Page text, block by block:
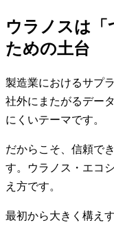
ウラノスは「
ための土台
製造業におけるサプ
社外にまたがるデー
にくいテーマです。
だからこそ、信頼で
す。ウラノス・エコ
え方です。
最初から大きく構え